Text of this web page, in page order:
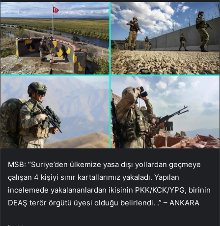
MSB: “Suriye’den ülkemize yasa dışı yollardan geçmeye
çalışan 4 kişiyi sınır kartallarımız yakaladı. Yapılan
incelemede yakalananlardan ikisinin PKK/KCK/YPG, birinin
DEAŞ terör örgütü üyesi olduğu belirlendi. .” – ANKARA